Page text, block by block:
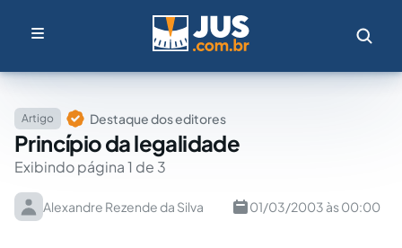
Artigo Destaque dos editores
Princípio da legalidade
Exibindo página 1 de 3
Alexandre Rezende da Silva 01/03/2003 às 00:00